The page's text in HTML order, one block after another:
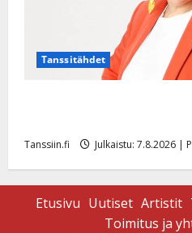
Tanssitähdet
Tanssiin.fi Julkaistu: 7.8.2026 |
Etusivu Uutiset Artistit
Toimitus ja